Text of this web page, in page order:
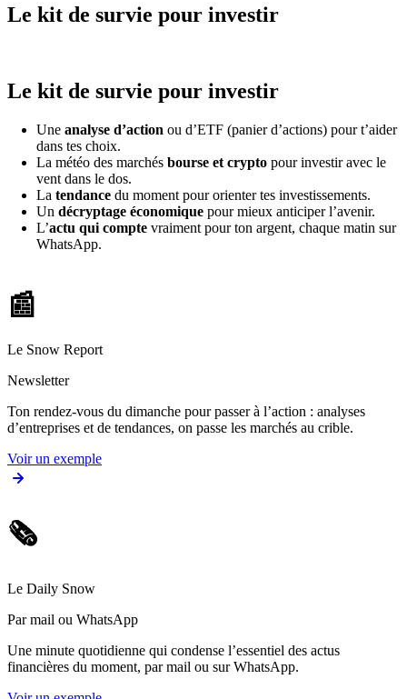
Le kit de survie pour investir
Le kit de survie pour investir
Une analyse d’action ou d’ETF (panier d’actions) pour t’aider
dans tes choix.
La météo des marchés bourse et crypto pour investir avec le
vent dans le dos.
La tendance du moment pour orienter tes investissements.
Un décryptage économique pour mieux anticiper l’avenir.
L’actu qui compte vraiment pour ton argent, chaque matin sur
WhatsApp.
📰
Le Snow Report
Newsletter
Ton rendez-vous du dimanche pour passer à l’action : analyses
d’entreprises et de tendances, on passe les marchés au crible.
Voir un exemple
🗞️
Le Daily Snow
Par mail ou WhatsApp
Une minute quotidienne qui condense l’essentiel des actus
financières du moment, par mail ou sur WhatsApp.